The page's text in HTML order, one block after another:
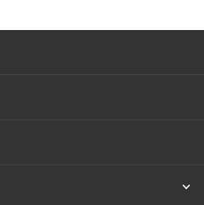
подтверждения, что
на наличие на складе.